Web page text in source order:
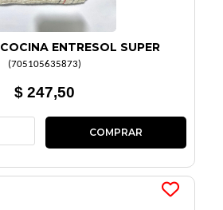
ENTRESOL SUPER
(705105635873)
$ 247,50